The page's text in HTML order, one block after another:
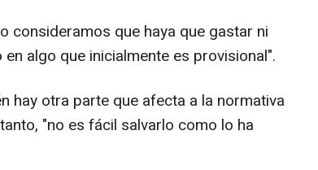
consideramos que haya que gastar ni
algo que inicialmente es provisional".
hay otra parte que afecta a la normativa
"no es fácil salvarlo como lo ha